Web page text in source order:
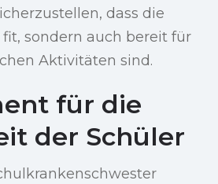
dass die
sondern auch bereit für
Aktivitäten sind.
für die
der Schüler